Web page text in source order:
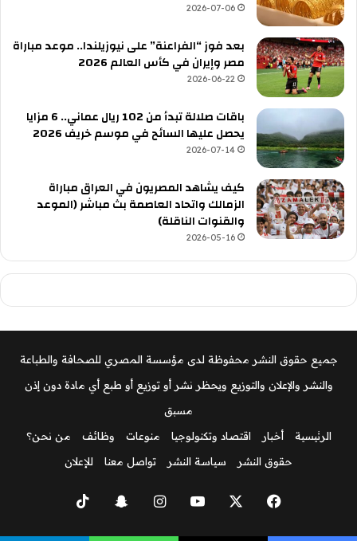
2026-07-06
بعد فوز “الفراعنة” على نيوزيلندا.. موعد مباراة
مصر وإيران في كأس العالم 2026
2026-06-22
باقات صلالة تبدأ من 102 ريال عماني.. 6 مزايا
يحصل عليها السائح في موسم خريف 2026
2026-07-14
كيف يشاهد المصريون في العراق مباراة
الزمالك واتحاد العاصمة بث مباشر (الموعد
والقنوات الناقلة)
2026-05-16
جميع حقوق النشر محفوظة لدى مؤسسة المصري للصحافة والطباعة
والنشر والإعلان والتوزيع ويحظر نشر أو توزيع أو طبع أي مادة دون إذن
مسبق
الرئيسية
أخبار اقتصاد وتكنولوجيا منوعات وظائف
من نحن؟
حقوق النشر
سياسة النشر تواصل معنا للإعلان
فيسبوك ‫YouTubeانستقرامسناب